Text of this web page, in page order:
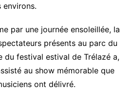
environs.
par une journée ensoleillée, la
présents au parc du
du festival estival de Trélazé a,
au show mémorable que
ont délivré.